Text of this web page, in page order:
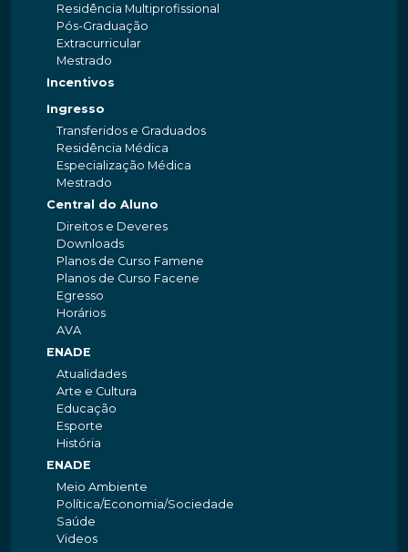
Residência Multiprofissional
Pós-Graduação
Extracurricular
Mestrado
Incentivos
Ingresso
Transferidos e Graduados
Residência Médica
Especialização Médica
Mestrado
Central do Aluno
Direitos e Deveres
Downloads
Planos de Curso Famene
Planos de Curso Facene
Egresso
Horários
AVA
ENADE
Atualidades
Arte e Cultura
Educação
Esporte
História
ENADE
Meio Ambiente
Política/Economia/Sociedade
Saúde
Videos